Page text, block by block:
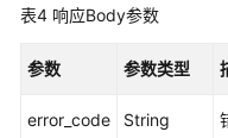
份
略
表4 响应Body参数
参数 参数类型
error_code String